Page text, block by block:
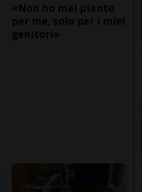
«Non ho mai pianto
per me, solo per i miei
genitori»